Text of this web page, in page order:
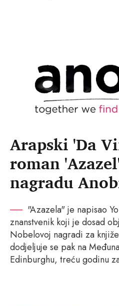
Arapski 'Da
roman
nagradu
"Azazela" je napisao
znanstvenik koji je dosad
Nobelovoj nagradi za
dodjeljuje se pak na
Edinburghu, treću godinu